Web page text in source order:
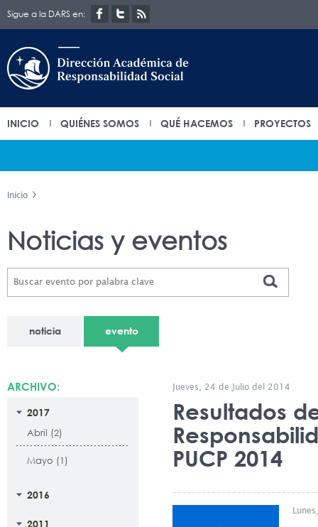
Sigue a la DARS en:
INICIO QUIÉNES SOMOS QUÉ HACEMOS PROYECTOS
Inicio
Noticias y eventos
noticia evento
ARCHIVO:
2017
Abril (2)
Mayo (1)
2016
2011
Jueves, 24 de Julio del 2014
Resultados
PUCP 2014